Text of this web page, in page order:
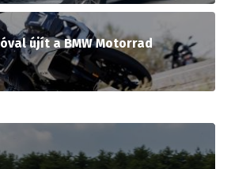
újít a BMW Motorrad